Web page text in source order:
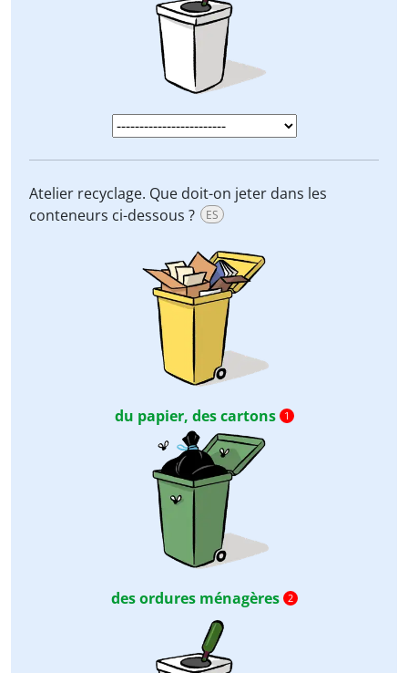
Atelier recyclage. Que doit-on jeter dans les
conteneurs ci-dessous ?
ES
du papier, des cartons 1
des ordures ménagères 2